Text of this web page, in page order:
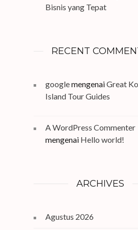
Bisnis yang Tepat
RECENT
googlemengenaiGreat
Island Tour Guides
A WordPress Commenter
mengenai Hello world!
ARCHIVES
Agustus 2026